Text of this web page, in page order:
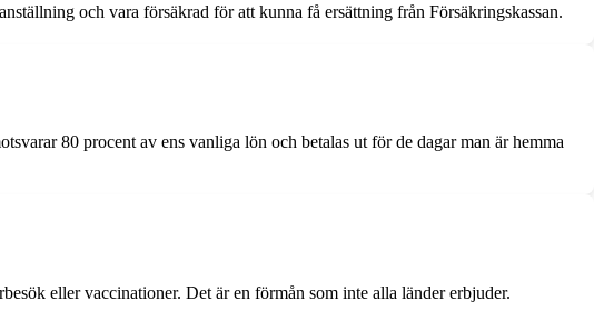
och vara försäkrad för att kunna få ersättning från Försäkringskassan.
80 procent av ens vanliga lön och betalas ut för de dagar man är hemma
eller vaccinationer. Det är en förmån som inte alla länder erbjuder.